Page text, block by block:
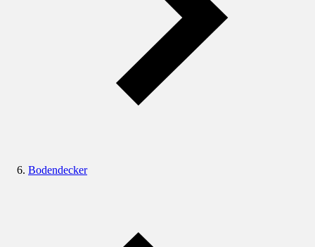
Bodendecker